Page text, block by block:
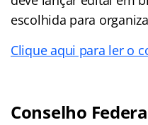
escolhida para
Clique aqui para ler o
Conselho